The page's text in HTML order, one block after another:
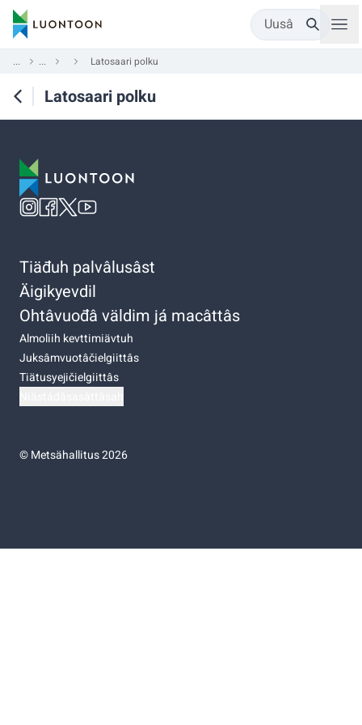
Uusâ
... ... Latosaari polku
Latosaari polku
Tiäđuh palvâlusâst
Äigikyevdil
Ohtâvuođâ väldim já macâttâs
Almoliih kevttimiävtuh
Juksâmvuotâčielgiittâs
Tiätusyejičielgiittâs
©Metsähallitus 2026